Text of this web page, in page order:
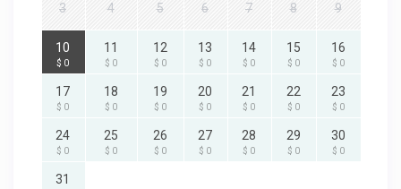
3 4 5 6 7 8 9
10
$ 0
11
$ 0
12
$ 0
13
$ 0
14
$ 0
15
$ 0
16
$ 0
17
$ 0
18
$ 0
19
$ 0
20
$ 0
21
$ 0
22
$ 0
23
$ 0
24
$ 0
25
$ 0
26
$ 0
27
$ 0
28
$ 0
29
$ 0
30
$ 0
31